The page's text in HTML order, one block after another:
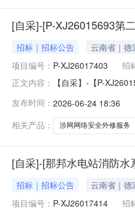
[自采]-[P-XJ26015693第
招标｜招标公告 云南省｜德
项目编号： P-XJ26017403 招
正文内容：
【自采】-【P-
发布时间： 2026-06-24 18:36
相关产品：
涉网网络安全外修服务
[自采]-[那邦水电站消防
招标｜招标公告 云南省｜德
项目编号： P-XJ26017414 招